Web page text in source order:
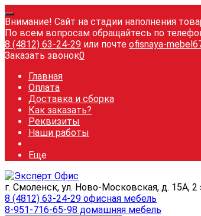
Внимание! Сайт на стадии наполнения
По всем вопросам обращайтесь по
8 (4812) 63-24-29 или почте ofisnaya-
Заказать звонок0
Главная
Оплата
Доставка и сборка
Как заказать?
Реквизиты
Наши работы
Еще
г. Смоленск, ул. Ново-Московская, д. 15А, 2
8 (4812) 63-24-29 офисная мебель
8-951-716-65-98 домашняя мебель